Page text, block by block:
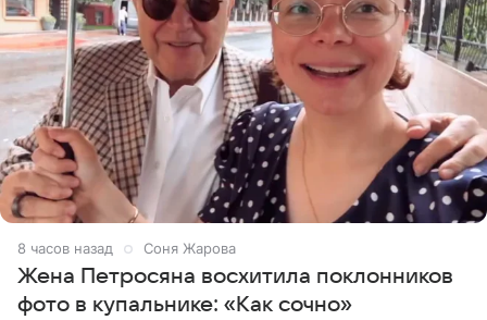
8 часов назад Соня Жарова
Жена Петросяна восхитила поклонников
фото в купальнике: «Как сочно»